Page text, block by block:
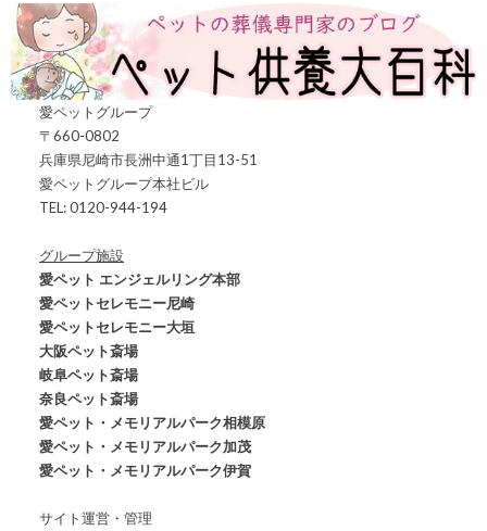
愛ペットグループ
〒660-0802
兵庫県尼崎市長洲中通1丁目13-51
愛ペットグループ本社ビル
TEL: 0120-944-194
グループ施設
愛ペット エンジェルリング本部
愛ペットセレモニー尼崎
愛ペットセレモニー大垣
大阪ペット斎場
岐阜ペット斎場
奈良ペット斎場
愛ペット・メモリアルパーク相模原
愛ペット・メモリアルパーク加茂
愛ペット・メモリアルパーク伊賀
サイト運営・管理